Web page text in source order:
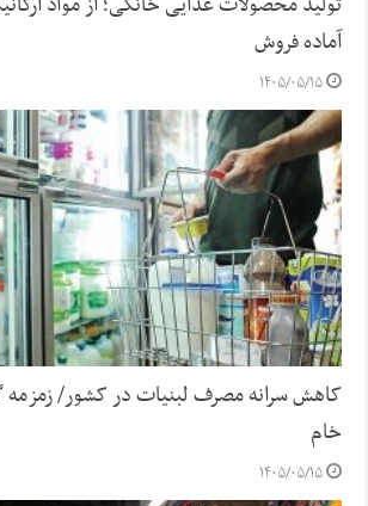
آماده فروش
۱۴۰۵/۰۵/۱۵
کاهش سرانه مصرف لبنیات در کشور/ زمزمه
خام
۱۴۰۵/۰۵/۱۵